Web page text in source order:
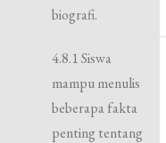
biografi.
4.8.1 Siswa
mampu menulis
beberapa fakta
penting tentang